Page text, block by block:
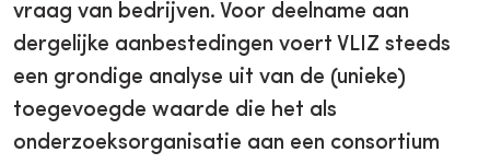
vraag van bedrijven. Voor deelname aan
dergelijke aanbestedingen voert VLIZ steeds
een grondige analyse uit van de (unieke)
toegevoegde waarde die het als
onderzoeksorganisatie aan een consortium